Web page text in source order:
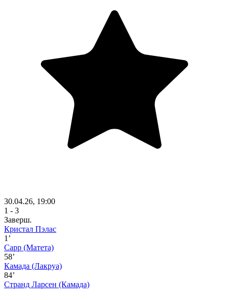
30.04.26, 19:00
1 - 3
Заверш.
Кристал Пэлас
1’
Сарр (Матета)
58’
Камада (Лакруа)
84’
Странд Ларсен (Камада)